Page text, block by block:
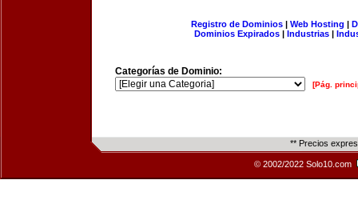
Registro de Dominios| Web Hosting |
Dominios Expirados | Industrias |
Categorías de Dominio:
[Pág.
** Precios
© 2002/2022 Solo10.com